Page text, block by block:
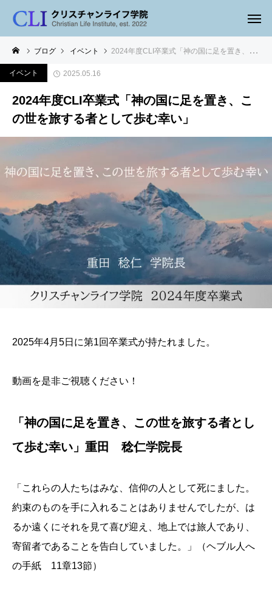
ブログ イベント 2024年度CLI卒業式「神の国に足を置き、この世を旅する者として歩む幸い」
イベント 2025.05.16
2024年度CLI卒業式「神の国に足を置き、こ
の世を旅する者として歩む幸い」
2025年4月5日に第1回卒業式が持たれました。
動画を是非ご視聴ください！
「神の国に足を置き、この世を旅する者とし
て歩む幸い」重田 稔仁学院長
「これらの人たちはみな、信仰の人として死にました。
約束のものを手に入れることはありませんでしたが、は
るか遠くにそれを見て喜び迎え、地上では旅人であり、
寄留者であることを告白していました。」（ヘブル人へ
の手紙 11章13節）